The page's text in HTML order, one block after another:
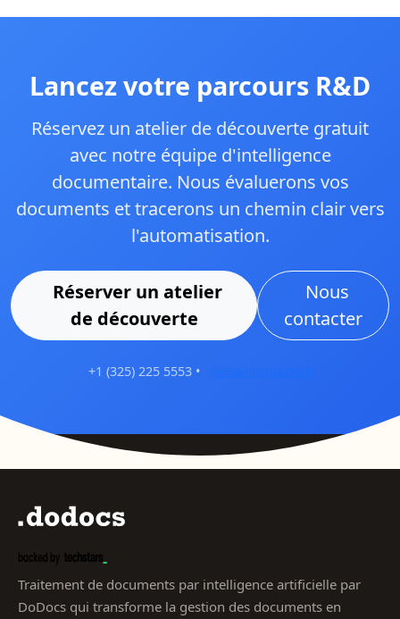
Lancez votre parcours R&D
Réservez un atelier de découverte gratuit
avec notre équipe d'intelligence
documentaire. Nous évaluerons vos
documents et tracerons un chemin clair vers
l'automatisation.
Réserver un atelier
de découverte
Nous
contacter
+1 (325) 225 5553 •
Traitement de documents par intelligence artificielle par
DoDocs qui transforme la gestion des documents en